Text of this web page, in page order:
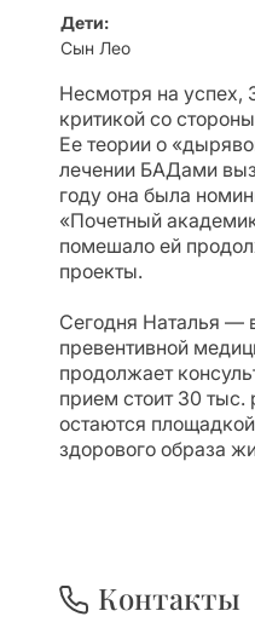
Дети:
Сын Лео
Несмотря на успех,
критикой со
Ее теории о
лечении БАДами
году она была
«Почетный
помешало ей
проекты.
Сегодня Наталья —
превентивной
продолжает
прием стоит 30 тыс.
остаются
здорового образа
Контакты